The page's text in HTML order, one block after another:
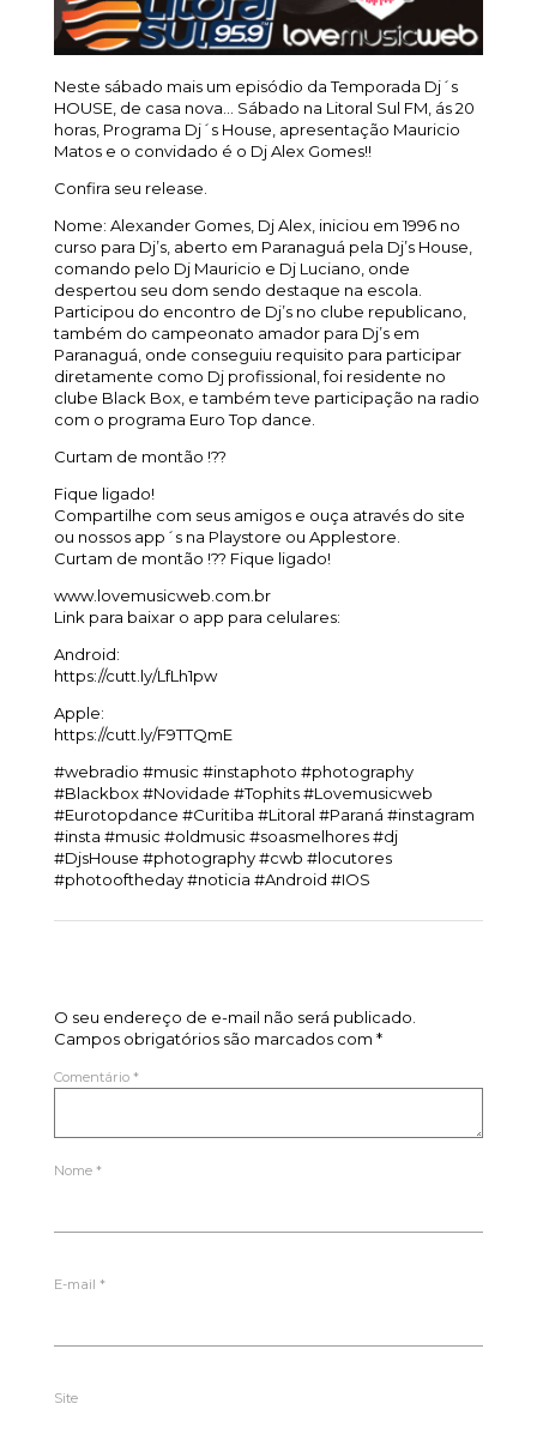
Neste sábado mais um episódio da Temporada Dj´s
HOUSE, de casa nova… Sábado na Litoral Sul FM, ás 20
horas, Programa Dj´s House, apresentação Mauricio
Matos e o convidado é o Dj Alex Gomes!!
Confira seu release.
Nome: Alexander Gomes, Dj Alex, iniciou em 1996 no
curso para Dj’s, aberto em Paranaguá pela Dj’s House,
comando pelo Dj Mauricio e Dj Luciano, onde
despertou seu dom sendo destaque na escola.
Participou do encontro de Dj’s no clube republicano,
também do campeonato amador para Dj’s em
Paranaguá, onde conseguiu requisito para participar
diretamente como Dj profissional, foi residente no
clube Black Box, e também teve participação na radio
com o programa Euro Top dance.
Curtam de montão !??
Fique ligado!
Compartilhe com seus amigos e ouça através do site
ou nossos app´s na Playstore ou Applestore.
Curtam de montão !?? Fique ligado!
www.lovemusicweb.com.br
Link para baixar o app para celulares:
Android:
https://cutt.ly/LfLh1pw
Apple:
https://cutt.ly/F9TTQmE
#webradio #music #instaphoto #photography
#Blackbox #Novidade #Tophits #Lovemusicweb
#Eurotopdance #Curitiba #Litoral #Paraná #instagram
#insta #music #oldmusic #soasmelhores #dj
#DjsHouse #photography #cwb #locutores
#photooftheday #noticia #Android #IOS
O seu endereço de e-mail não será publicado.
Campos obrigatórios são marcados com *
Comentário *
Nome *
E-mail *
Site